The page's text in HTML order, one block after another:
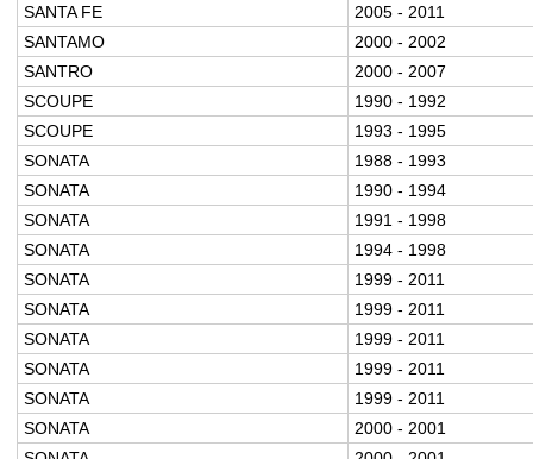
SANTA FE
2005 - 2011
SANTAMO
2000 - 2002
SANTRO
2000 - 2007
SCOUPE
1990 - 1992
SCOUPE
1993 - 1995
SONATA
1988 - 1993
SONATA
1990 - 1994
SONATA
1991 - 1998
SONATA
1994 - 1998
SONATA
1999 - 2011
SONATA
1999 - 2011
SONATA
1999 - 2011
SONATA
1999 - 2011
SONATA
1999 - 2011
SONATA
2000 - 2001